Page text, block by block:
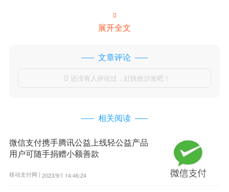

展开全文
文章评论
 还没有人评论过，赶快抢沙发吧！
相关阅读
微信支付携手腾讯公益上线轻公益产品
用户可随手捐赠小额善款
移动支付网 | 2023/9/1 14:46:24